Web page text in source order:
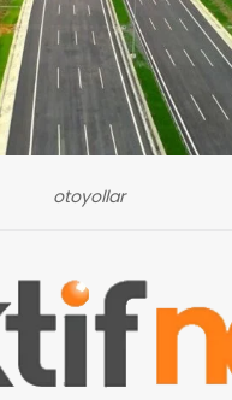
otoyollar